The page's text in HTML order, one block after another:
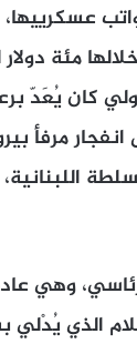
مئة
كان يُعَدّ
مرفأ
وهي
الذي